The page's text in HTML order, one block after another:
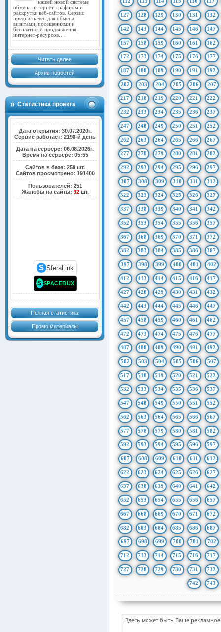
нашей новой системе
обмена интернет-трафиком и
раскрутки веб-сайтов. Сервис
предназначен для обмена
визитами, посещениями и
бесплатного продвижения
интернет-ресурсов.…
Читать далее
Архив новостей
Статистика проекта
Дата открытия: 30.07.2020г.
Сервис работает: 2198-й день
Дата на сервере: 06.08.2026г.
Время на сервере: 05:55
Сайтов в базе: 258 шт.
Сайтов просмотрено: 191400
Пользователей: 251
Жалобы на сайты: 92шт.
S SferaLink
S SPACEBUX
Полная статистика
Промо материалы
127 128 129 130 131 132
142 143 144 145 146 147
157 158 159 160 161 162
172 173 174 175 176 177
187 188 189 190 191 192
202 203 204 205 206 207
217 218 219 220 221 222
232 233 234 235 236 237
247 248 249 250 251 252
262 263 264 265 266 267
277 278 279 280 281 282
292 293 294 295 296 297
307 308 309 310 311 312
322 323 324 325 326 327
337 338 339 340 341 342
352 353 354 355 356 357
367 368 369 370 371 372
382 383 384 385 386 387
397 398 399 400 401 402
412 413 414 415 416 417
427 428 429 430 431 432
442 443 444 445 446 447
457 458 459 460 461 462
472 473 474 475 476 477
487 488 489 490 491 492
502 503 504 505 506 507
517 518 519 520 521 522
532 533 534 535 536 537
547 548 549 550 551 552
562 563 564 565 566 567
577 578 579 580 581 582
592 593 594 595 596 597
607 608 609 610 611 612
622 623 624 625 626 627
637 638 639 640 641 642
652 653 654 655 656 657
667 668 669 670 671 672
682 683 684 685 686 687
697 698 699 700 701 702
712 713 714 715 716 717
727 728 729 730 731 732
742 743
Здесь может быть Ваше